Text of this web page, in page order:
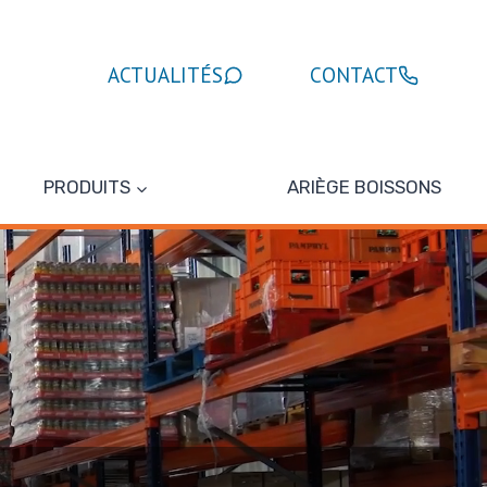
ACTUALITÉS CONTACT
PRODUITS ARIÈGE BOISSONS